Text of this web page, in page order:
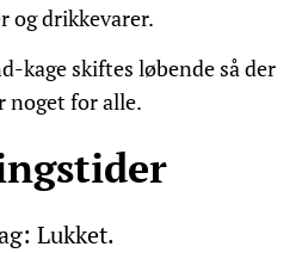
og drikkevarer.
kage skiftes løbende så der
noget for alle.
Lukket.